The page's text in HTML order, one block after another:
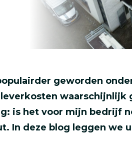
geworden
waarschijnlijk
is het voor mijn bedrijf
In deze blog leggen we